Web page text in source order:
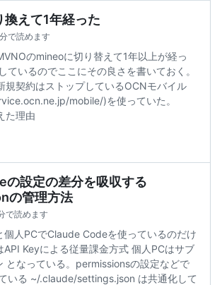
えて1年経った
で読めます
のmineoに切り替えて1年以上が経っ
ているのでここにその良さを書いておく。
規契約はストップしているOCNモバイル
mobile/)を使っていた。
た理由
の設定の差分を吸収する
の管理方法
で読めます
個人PCでClaude Codeを使っているのだけ
API Keyによる従量課金方式 個人PCはサブ
となっている。permissionsの設定などで
いる ~/.claude/settings.json は共通化して